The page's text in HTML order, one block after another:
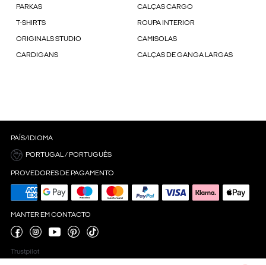
PARKAS CALÇAS CARGO
T-SHIRTS ROUPA INTERIOR
ORIGINALS STUDIO CAMISOLAS
CARDIGANS CALÇAS DE GANGA LARGAS
PAÍS/IDIOMA
PORTUGAL / PORTUGUÊS
PROVEDORES DE PAGAMENTO
MANTER EM CONTACTO
Trustpilot